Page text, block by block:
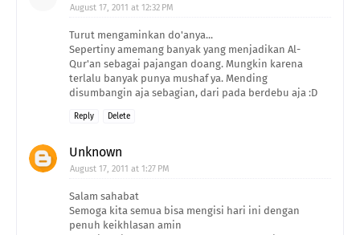
August 17, 2011 at 12:32 PM
Turut mengaminkan do'anya...
Sepertiny amemang banyak yang menjadikan Al-
Qur'an sebagai pajangan doang. Mungkin karena
terlalu banyak punya mushaf ya. Mending
disumbangin aja sebagian, dari pada berdebu aja :D
Reply Delete
Unknown
August 17, 2011 at 1:27 PM
Salam sahabat
Semoga kita semua bisa mengisi hari ini dengan
penuh keikhlasan amin